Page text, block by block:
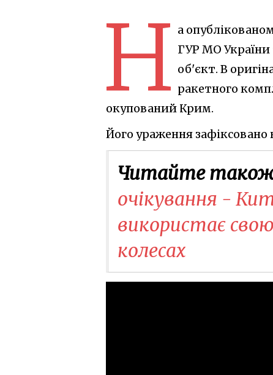
Н а
ГУР МО
об'єкт. В
ракетного
окупований Крим.
Його ураження зафіксовано
Читайте
очікування -
використає
колесах